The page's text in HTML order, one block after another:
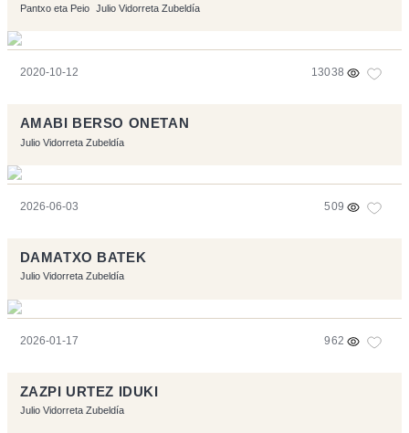
Pantxo eta Peio Julio Vidorreta Zubeldía
2020-10-12 13038
AMABI BERSO ONETAN
Julio Vidorreta Zubeldía
2026-06-03 509
DAMATXO BATEK
Julio Vidorreta Zubeldía
2026-01-17 962
ZAZPI URTEZ IDUKI
Julio Vidorreta Zubeldía